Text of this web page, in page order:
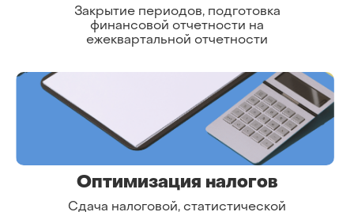
Сдача налоговой, статистической
Оптимизация налогов
Закрытие периодов, подготовка
финансовой отчетности на
ежеквартальной отчетности